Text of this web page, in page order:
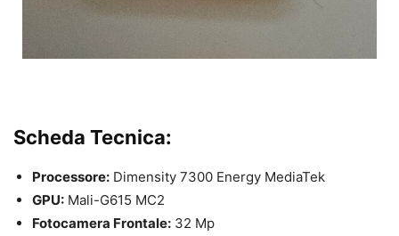
Scheda Tecnica:
Processore: Dimensity 7300 Energy MediaTek
GPU: Mali-G615 MC2
Fotocamera Frontale: 32 Mp